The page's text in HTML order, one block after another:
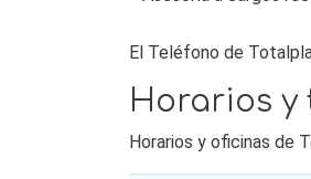
El Teléfono de
Horarios y
Horarios y oficinas de